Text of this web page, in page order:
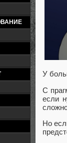
У
С
если
Но